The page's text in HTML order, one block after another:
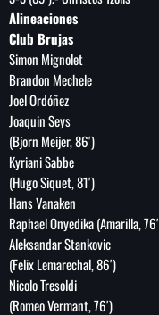
Alineaciones
Club Brujas
Simon Mignolet
Brandon Mechele
Joel Ordóñez
Joaquin Seys
(Bjorn Meijer, 86′)
Kyriani Sabbe
(Hugo Siquet, 81′)
Hans Vanaken
Raphael Onyedika (Amarilla,
Aleksandar Stankovic
(Felix Lemarechal, 86′)
Nicolo Tresoldi
(Romeo Vermant, 76′)